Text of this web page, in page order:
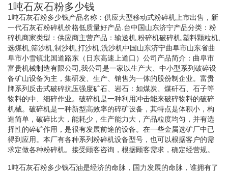
1吨石灰石粉多少钱
1吨石灰石粉多少钱产品名称：供应大型移动式粉碎机上市出售，新
一代石灰石粉碎机价格低质量好产品.台中国山东济宁产品分类：粉
碎机商家类型：供应商主营产品：输送机,粉碎机破碎机,塑料颗粒机,
选煤机,筛沙机,制沙机,打沙机,洗沙机中国山东济宁曲阜市山东省曲
阜市小雪镇北国道路东（日东高速上道口）公司产品简介：曲阜市
富贵机械制造有限公司,我公司是一家以生产大、中小型系列破碎设
备矿山设备为主，集研发、生产、销售为一体的股份制企业。富贵
牌系列反击式破碎抗压强度矿石、岩石：如煤炭、煤矸石、石子等
物料的中、细碎作业。破碎机是一种利用冲击能来破碎物料的破碎
机械。破碎机是一种新型高效率的碎矿设备，其特点是体积小，构
造简单，破碎比大，能耗少，生产能力大，产品粒度均匀，并有选
择性的碎矿作用，是很有发展前途的设备。在一些金属选矿厂中已
得到应用。本厂有各种系列粉碎机设备型号，也可以根据客户的需
求定做各种粉碎机。接受顾客咨询，根据顾客需求，确定经营规。
1吨石灰石粉多少钱石油是经济的命脉，国力发展的命脉，谁拥有了